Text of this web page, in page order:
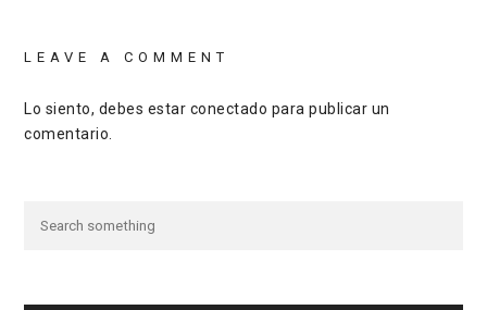
LEAVE A COMMENT
Lo siento, debes estar conectado para publicar un
comentario.